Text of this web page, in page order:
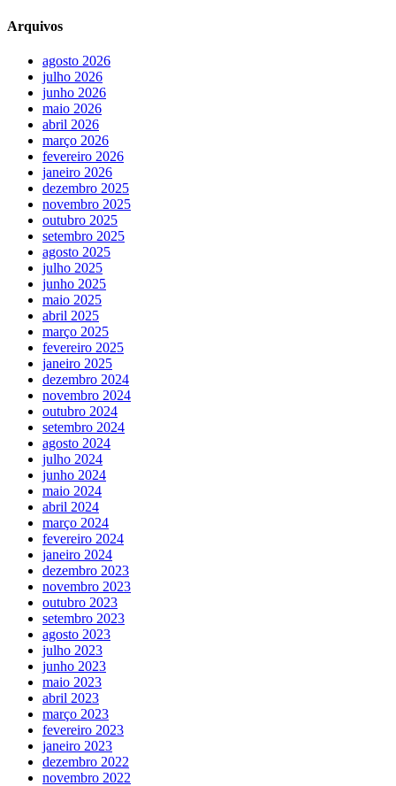
Arquivos
agosto 2026
julho 2026
junho 2026
maio 2026
abril 2026
março 2026
fevereiro 2026
janeiro 2026
dezembro 2025
novembro 2025
outubro 2025
setembro 2025
agosto 2025
julho 2025
junho 2025
maio 2025
abril 2025
março 2025
fevereiro 2025
janeiro 2025
dezembro 2024
novembro 2024
outubro 2024
setembro 2024
agosto 2024
julho 2024
junho 2024
maio 2024
abril 2024
março 2024
fevereiro 2024
janeiro 2024
dezembro 2023
novembro 2023
outubro 2023
setembro 2023
agosto 2023
julho 2023
junho 2023
maio 2023
abril 2023
março 2023
fevereiro 2023
janeiro 2023
dezembro 2022
novembro 2022